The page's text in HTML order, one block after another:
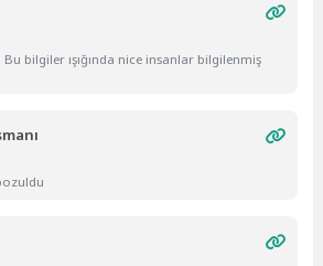
Bu bilgiler ışığında nice insanlar bilgilenmiş